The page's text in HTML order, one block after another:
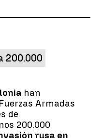
200.000
han
Armadas
de
200.000
rusa en